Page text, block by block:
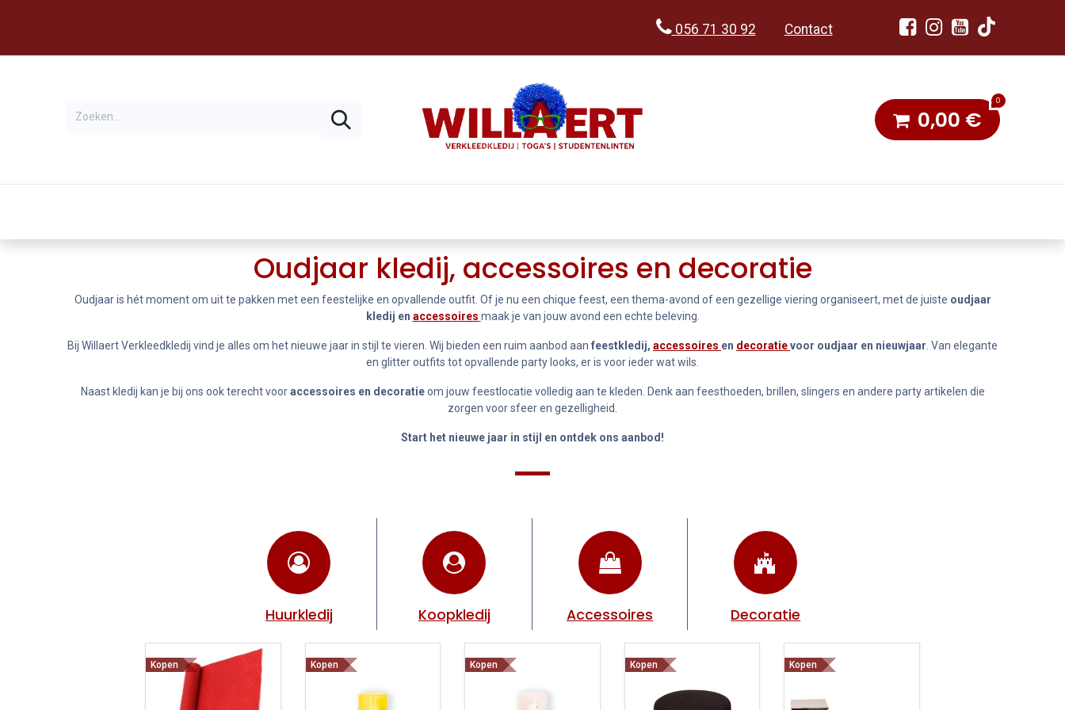
056 71 30 92 Contact
0
0,00 €
Oudjaar kledij, accessoires en decoratie
Oudjaar is hét moment om uit te pakken met een feestelijke en opvallende outfit. Of je nu een chique feest, een thema-avond of een gezellige viering organiseert, met de juiste oudjaar
kledij en accessoires maak je van jouw avond een echte beleving.
Bij Willaert Verkleedkledij vind je alles om het nieuwe jaar in stijl te vieren. Wij bieden een ruim aanbod aan feestkledij, accessoires en decoratievoor oudjaar en nieuwjaar . Van elegante
en glitter outfits tot opvallende party looks, er is voor ieder wat wils.
Naast kledij kan je bij ons ook terecht vooraccessoires en decoratieom jouw feestlocatie volledig aan te kleden. Denk aan feesthoeden, brillen, slingers en andere party artikelen die
zorgen voor sfeer en gezelligheid.
Start het nieuwe jaar in stijl en ontdek ons aanbod!
Huurkledij Koopkledij Accessoires Decoratie
Kopen Kopen Kopen Kopen Kopen